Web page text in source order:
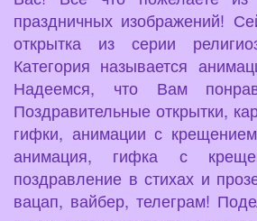
праздничных изображений!
открытка из серии
Категория называется
Надеемся, что Вам
Поздравительные открытки,
гифки, анимации с
анимация, гифка с
поздравление в стихах и
вацап, вайбер, телеграм!